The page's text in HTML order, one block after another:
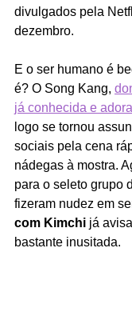
divulgados pela
dezembro.
E o ser humano é
é? O Song Kang,
já conhecida e
logo se tornou
sociais pela cena
nádegas à mostra.
para o seleto grupo
fizeram nudez em
com Kimchi já
bastante inusitada.